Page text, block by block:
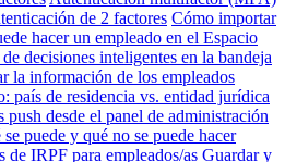
de 2 factores Cómo importar
hacer un empleado en el Espacio
decisiones inteligentes en la bandeja
la información de los empleados
país de residencia vs. entidad jurídica
desde el panel de administración
puede y qué no se puede hacer
de IRPF para empleados/as Guardar y